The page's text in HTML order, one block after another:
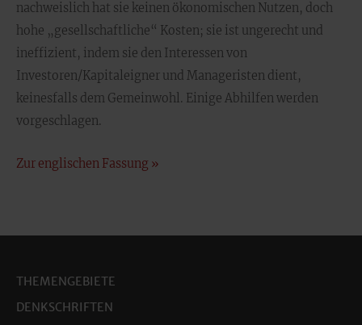
nachweislich hat sie keinen ökonomischen Nutzen, doch
hohe „gesellschaftliche“ Kosten; sie ist ungerecht und
ineffizient, indem sie den Interessen von
Investoren/Kapitaleigner und Manageristen dient,
keinesfalls dem Gemeinwohl. Einige Abhilfen werden
vorgeschlagen.
Zur englischen Fassung »
THEMENGEBIETE
DENKSCHRIFTEN